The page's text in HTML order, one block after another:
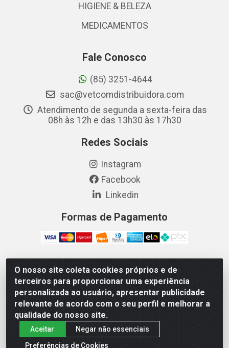
O nosso site coleta cookies próprios e de
terceiros para proporcionar uma experiência
personalizada ao usuário, apresentar publicidade
relevante de acordo com o seu perfil e melhorar a
qualidade do nosso site.
Aceitar
Negar não essenciais
Preferências de Cookies
HIGIENE & BELEZA
MEDICAMENTOS
Fale Conosco
(85) 3251-4644
sac@vetcomdistribuidora.com
Atendimento de segunda a sexta-feira das
08h às 12h e das 13h30 às 17h30
Redes Sociais
Instagram
Facebook
Linkedin
Formas de Pagamento
Vetcom Distribuidora de Rações LTDA - Rua Maximiano
Barreto, 1040 - Barroso, Fortaleza/CE - CEP 60.863-260
- CNPJ 26.133.872/0001-11